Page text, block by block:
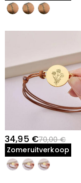
34,95 €70,00 €
Zomeruitverkoop